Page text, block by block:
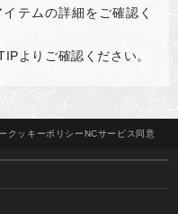
テムの詳細をご確認く
よりご確認ください。
クッキーポリシーNCサービス 同意